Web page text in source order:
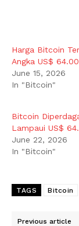
Harga Bitcoin
Angka US$
June 15, 2026
In "Bitcoin"
Bitcoin
Lampaui US$
June 22, 2026
In "Bitcoin"
TAGS Bitcoin
Previous article